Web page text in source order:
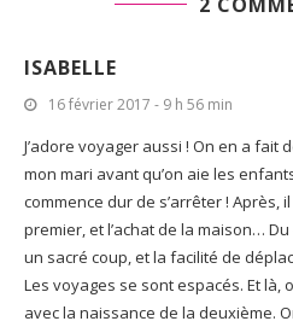
ISABELLE
16 février 2017 - 9 h 56 min
J’adore voyager aussi ! On en a fait
mon mari avant qu’on aie les
commence dur de s’arrêter ! Après,
premier, et l’achat de la maison…
un sacré coup, et la facilité de
Les voyages se sont espacés. Et
avec la naissance de la deuxième.